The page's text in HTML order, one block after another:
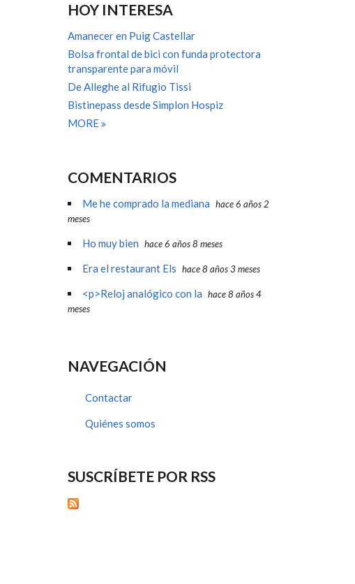
HOY INTERESA
Amanecer en Puig Castellar
Bolsa frontal de bici con funda protectora
transparente para móvil
De Alleghe al Rifugio Tissi
Bistinepass desde Simplon Hospiz
MORE
COMENTARIOS
Me he comprado la mediana hace 6 años 2
meses
Ho muy bien hace 6 años 8 meses
Era el restaurant Els hace 8 años 3 meses
<p>Reloj analógico con la hace 8 años 4
meses
NAVEGACIÓN
Contactar
Quiénes somos
SUSCRÍBETE POR RSS